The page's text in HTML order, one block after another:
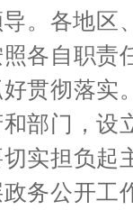
各地区
各自职责
贯彻落实
部门，设
实担负起
务公开工